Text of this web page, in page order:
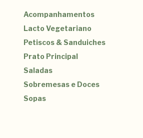
Acompanhamentos
Lacto Vegetariano
Petiscos & Sanduiches
Prato Principal
Saladas
Sobremesas e Doces
Sopas